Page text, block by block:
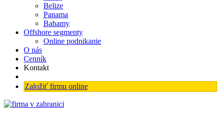
Belize
Panama
Bahamy
Offshore segmenty
Online podnikanie
O nás
Cenník
Kontakt
Založiť firmu online